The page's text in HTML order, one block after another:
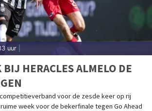
uur
BIJ HERACLES ALMELO DE
competitieverband voor de zesde keer op rij
week voor de bekerfinale tegen Go Ahead